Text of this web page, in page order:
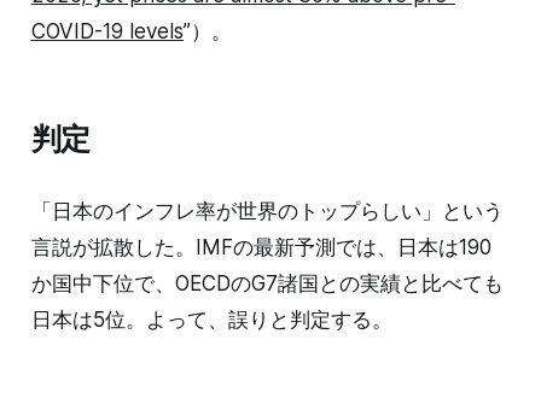
COVID-19 levels”）。
判定
「日本のインフレ率が世界のトップらしい」という
言説が拡散した。IMFの最新予測では、日本は190
か国中下位で、OECDのG7諸国との実績と比べても
日本は5位。よって、誤りと判定する。